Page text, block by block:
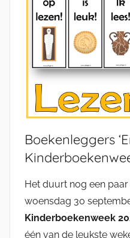
Boekenleggers
Het duurt nog een
woensdag 30
Kinderboekenweek
één van de leukste